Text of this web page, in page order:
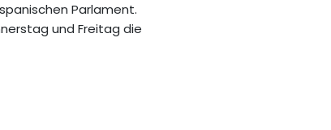
Parlament.
und Freitag die